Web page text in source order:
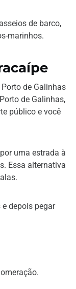
de barco,
marinhos.
de Galinhas
de Galinhas,
público e você
uma estrada à
Essa alternativa
depois pegar